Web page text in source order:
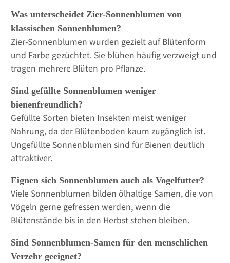
Was unterscheidet Zier-Sonnenblumen von
klassischen Sonnenblumen?
Zier-Sonnenblumen wurden gezielt auf Blütenform
und Farbe gezüchtet. Sie blühen häufig verzweigt und
tragen mehrere Blüten pro Pflanze.
Sind gefüllte Sonnenblumen weniger
bienenfreundlich?
Gefüllte Sorten bieten Insekten meist weniger
Nahrung, da der Blütenboden kaum zugänglich ist.
Ungefüllte Sonnenblumen sind für Bienen deutlich
attraktiver.
Eignen sich Sonnenblumen auch als Vogelfutter?
Viele Sonnenblumen bilden ölhaltige Samen, die von
Vögeln gerne gefressen werden, wenn die
Blütenstände bis in den Herbst stehen bleiben.
Sind Sonnenblumen-Samen für den menschlichen
Verzehr geeignet?